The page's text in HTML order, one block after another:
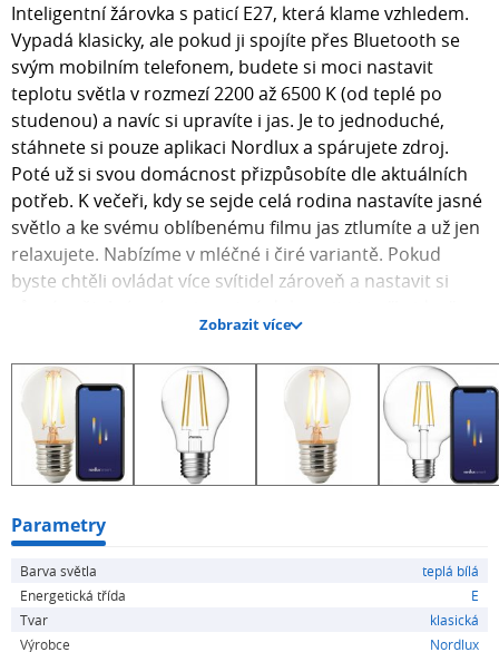
Inteligentní žárovka s paticí E27, která klame vzhledem.
Vypadá klasicky, ale pokud ji spojíte přes Bluetooth se
svým mobilním telefonem, budete si moci nastavit
teplotu světla v rozmezí 2200 až 6500 K (od teplé po
studenou) a navíc si upravíte i jas. Je to jednoduché,
stáhnete si pouze aplikaci Nordlux a spárujete zdroj.
Poté už si svou domácnost přizpůsobíte dle aktuálních
potřeb. K večeři, kdy se sejde celá rodina nastavíte jasné
světlo a ke svému oblíbenému filmu jas ztlumíte a už jen
relaxujete. Nabízíme v mléčné i čiré variantě. Pokud
byste chtěli ovládat více svítidel zároveň a nastavit si
který funguje na Wi-fi a který máme samozřejmě také v
nabídce.
Zobrazit více
Parametry
Barva světla
teplá bílá
Energetická třída
E
Tvar
klasická
Výrobce
Nordlux